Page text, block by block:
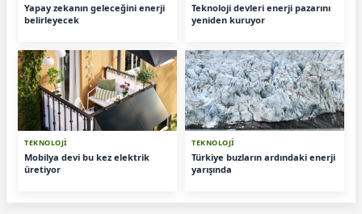
Yapay zekanın geleceğini enerji
belirleyecek
Teknoloji devleri enerji pazarını
yeniden kuruyor
TEKNOLOJİ
Mobilya devi bu kez elektrik
üretiyor
TEKNOLOJİ
Türkiye buzların ardındaki enerji
yarışında